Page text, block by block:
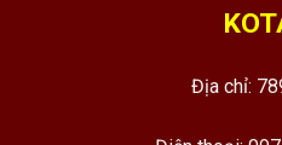
Địa chỉ: